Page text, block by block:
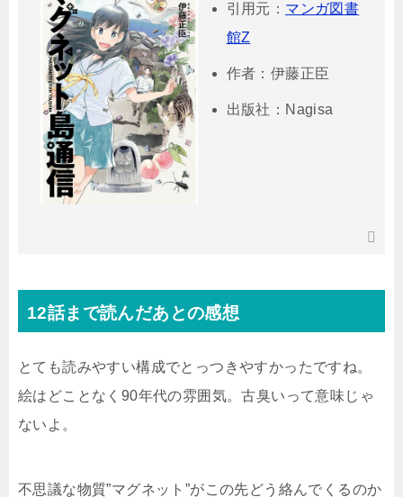
引用元： マンガ図書
館Z
作者：伊藤正臣
出版社：Nagisa
12話まで読んだあとの感想
とても読みやすい構成でとっつきやすかったですね。
絵はどことなく90年代の雰囲気。古臭いって意味じゃ
ないよ。
不思議な物質”マグネット”がこの先どう絡んでくるのか